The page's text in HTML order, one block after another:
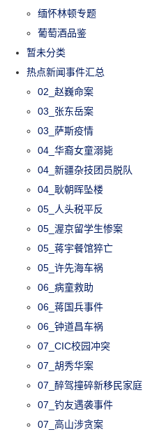
缅怀林顿专题
葡萄酒品鉴
暂未分类
热点新闻事件汇总
02_赵巍命案
03_张东岳案
03_萨斯疫情
04_华裔女童溺毙
04_新疆杂技团员脱队
04_耿朝晖坠楼
05_人头税平反
05_渥京留学生惨案
05_蒋宇餐馆猝亡
05_许先海车祸
06_病童救助
06_蒋国兵事件
06_钟道昌车祸
07_CIC校园冲突
07_胡秀华案
07_醉驾撞碎新移民家庭
07_钓友遇袭事件
07_高山涉贪案